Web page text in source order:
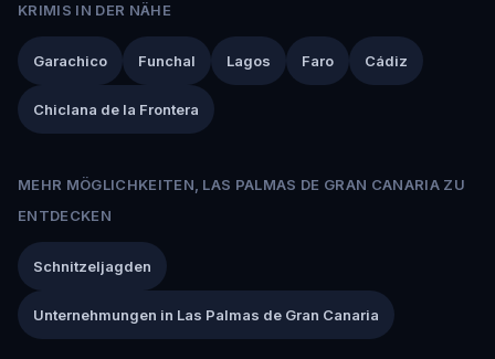
KRIMIS IN DER NÄHE
Garachico Funchal Lagos Faro Cádiz
Chiclana de la Frontera
MEHR MÖGLICHKEITEN, LAS PALMAS DE GRAN CANARIA ZU
ENTDECKEN
Schnitzeljagden
Unternehmungen in Las Palmas de Gran Canaria